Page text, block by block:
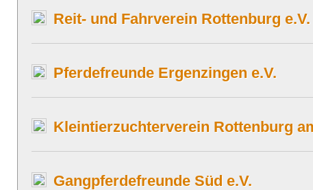
Reit- und Fahrverein Rottenburg e.V.
Pferdefreunde Ergenzingen e.V.
Kleintierzuchterverein Rottenburg
Gangpferdefreunde Süd e.V.